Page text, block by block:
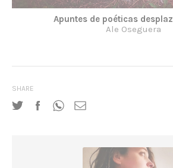
Apuntes de poéticas
Ale Oseguera
SHARE